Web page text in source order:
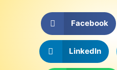
Facebook
LinkedIn